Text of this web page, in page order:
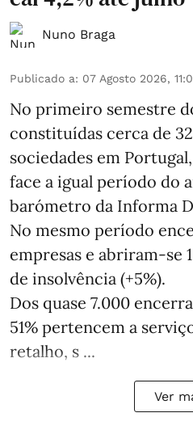
Nuno Braga
Publicado a: 07 Agosto 2026,
No primeiro semestre
constituídas cerca de
sociedades em
face a igual período do
barómetro da Informa
No mesmo período
empresas e abriram‑se
de insolvência (+5%).
Dos quase 7.000
51% pertencem a
retalho, s ...
Ver